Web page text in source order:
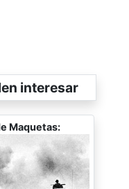
interesar
Maquetas: